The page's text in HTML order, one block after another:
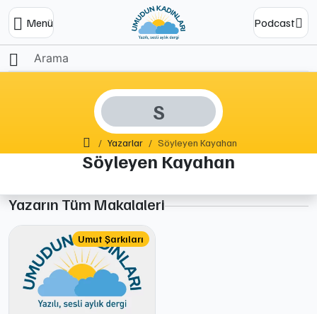
Menü Podcast
S
Ana SayfaYazarlar Söyleyen Kayahan
Söyleyen Kayahan
Yazarın Tüm Makalaleri
Umut Şarkıları